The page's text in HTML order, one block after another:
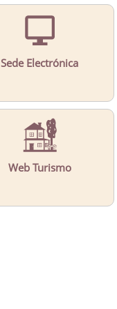
Sede Electrónica
Web Turismo